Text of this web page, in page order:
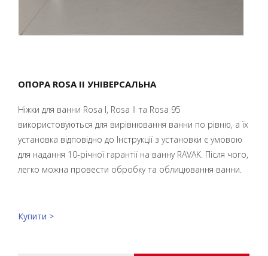
ОПОРА ROSA II УНІВЕРСАЛЬНА
Ніжки для ванни Rosa I, Rosa II та Rosa 95
використовуються для вирівнювання ванни по рівню, а їх
установка відповідно до Інструкції з установки є умовою
для надання 10-річної гарантії на ванну RAVAK. Після чого,
легко можна провести обробку та облицювання ванни.
Купити >